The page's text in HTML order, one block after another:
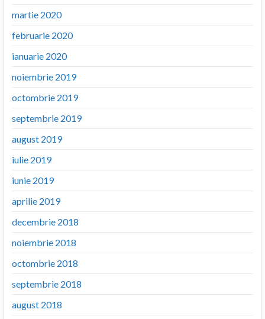
martie 2020
februarie 2020
ianuarie 2020
noiembrie 2019
octombrie 2019
septembrie 2019
august 2019
iulie 2019
iunie 2019
aprilie 2019
decembrie 2018
noiembrie 2018
octombrie 2018
septembrie 2018
august 2018